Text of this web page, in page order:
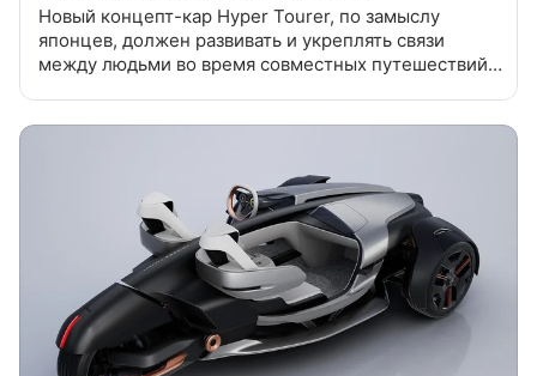
Новый концепт-кар Hyper Tourer, по замыслу
японцев, должен развивать и укреплять связи
между людьми во время совместных путешествий